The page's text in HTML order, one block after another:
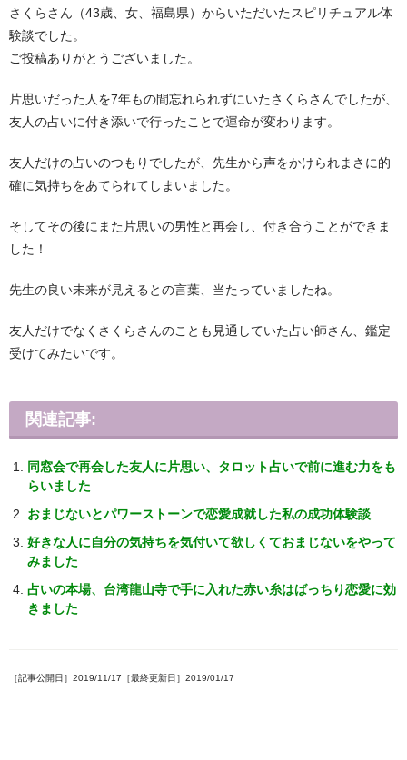
さくらさん（43歳、女、福島県）からいただいたスピリチュアル体
験談でした。
ご投稿ありがとうございました。
片思いだった人を7年もの間忘れられずにいたさくらさんでしたが、
友人の占いに付き添いで行ったことで運命が変わります。
友人だけの占いのつもりでしたが、先生から声をかけられまさに的
確に気持ちをあてられてしまいました。
そしてその後にまた片思いの男性と再会し、付き合うことができま
した！
先生の良い未来が見えるとの言葉、当たっていましたね。
友人だけでなくさくらさんのことも見通していた占い師さん、鑑定
受けてみたいです。
関連記事:
同窓会で再会した友人に片思い、タロット占いで前に進む力をも
らいました
おまじないとパワーストーンで恋愛成就した私の成功体験談
好きな人に自分の気持ちを気付いて欲しくておまじないをやって
みました
占いの本場、台湾龍山寺で手に入れた赤い糸はばっちり恋愛に効
きました
［記事公開日］2019/11/17［最終更新日］2019/01/17